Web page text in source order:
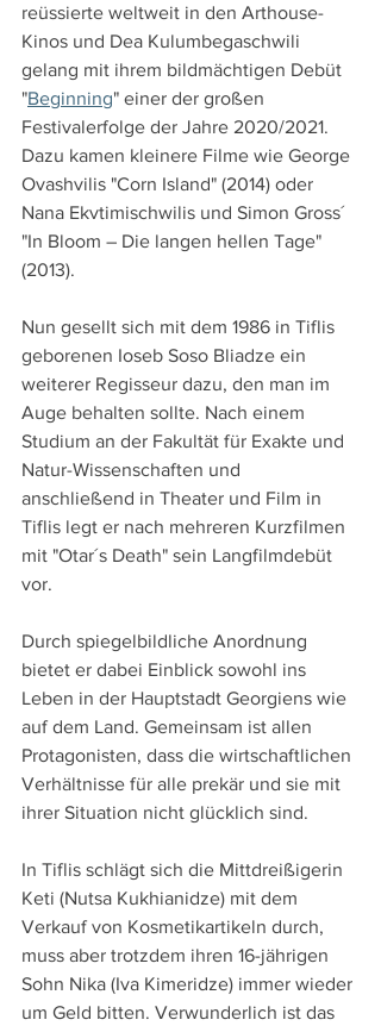
reüssierte weltweit in den Arthouse-
Kinos und Dea Kulumbegaschwili
gelang mit ihrem bildmächtigen Debüt
"Beginning" einer der großen
Festivalerfolge der Jahre 2020/2021.
Dazu kamen kleinere Filme wie George
Ovashvilis "Corn Island" (2014) oder
Nana Ekvtimischwilis und Simon Gross´
"In Bloom – Die langen hellen Tage"
(2013).
Nun gesellt sich mit dem 1986 in Tiflis
geborenen Ioseb Soso Bliadze ein
weiterer Regisseur dazu, den man im
Auge behalten sollte. Nach einem
Studium an der Fakultät für Exakte und
Natur-Wissenschaften und
anschließend in Theater und Film in
Tiflis legt er nach mehreren Kurzfilmen
mit "Otar´s Death" sein Langfilmdebüt
vor.
Durch spiegelbildliche Anordnung
bietet er dabei Einblick sowohl ins
Leben in der Hauptstadt Georgiens wie
auf dem Land. Gemeinsam ist allen
Protagonisten, dass die wirtschaftlichen
Verhältnisse für alle prekär und sie mit
ihrer Situation nicht glücklich sind.
In Tiflis schlägt sich die Mittdreißigerin
Keti (Nutsa Kukhianidze) mit dem
Verkauf von Kosmetikartikeln durch,
muss aber trotzdem ihren 16-jährigen
Sohn Nika (Iva Kimeridze) immer wieder
um Geld bitten. Verwunderlich ist das